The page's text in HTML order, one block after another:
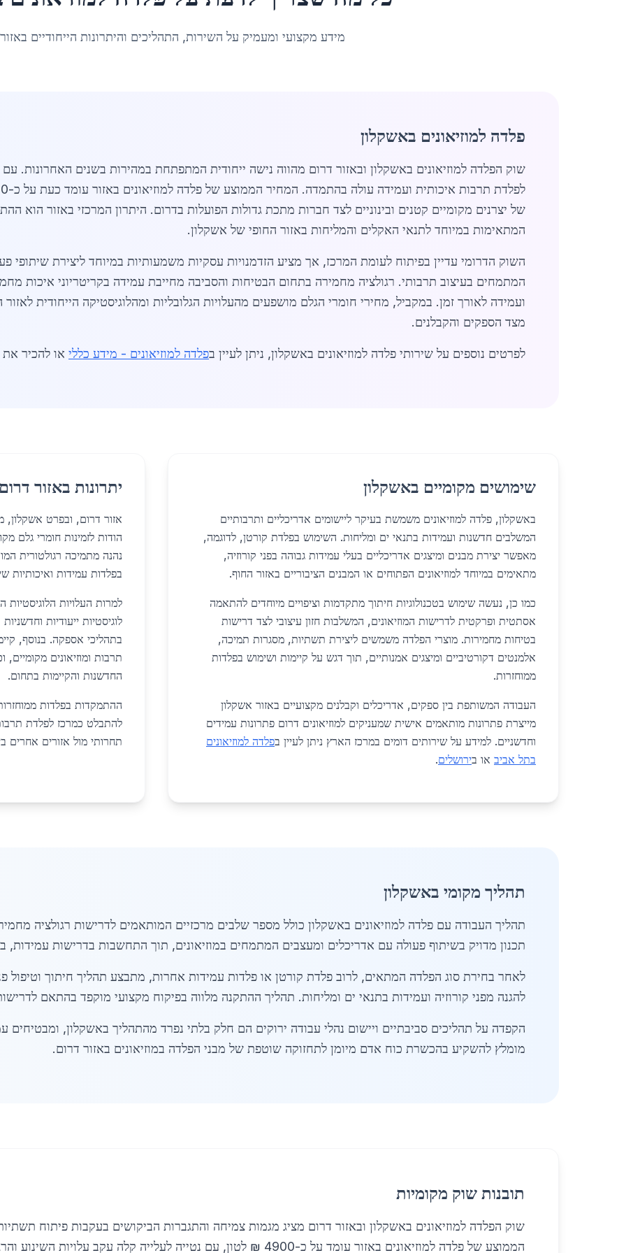
מידע מקצועי ומעמיק על השירות, התהליכים והיתרונות הייחודיים
פלדה למוזיאונים באשקלון
שוק הפלדה למוזיאונים באשקלון ובאזור דרום מהווה נישה ייחודית המתפתחת במהירות בשנים האחרונות. עם
של יצרנים מקומיים קטנים ובינוניים לצד חברות מתכת גדולות הפועלות בדרום. היתרון המרכזי באזור הוא
המתאימות במיוחד לתנאי האקלים והמליחות באזור החופי של אשקלון.
השוק הדרומי עדיין בפיתוח לעומת המרכז, אך מציע הזדמנויות עסקיות משמעותיות במיוחד ליצירת שיתופי
המתמחים בעיצוב תרבותי. רגולציה מחמירה בתחום הבטיחות והסביבה מחייבת עמידה בקריטריוני איכות
ועמידה לאורך זמן. במקביל, מחירי חומרי הגלם מושפעים מהעלויות הגלובליות ומהלוגיסטיקה הייחודית
מצד הספקים והקבלנים.
לפרטים נוספים על שירותי פלדה למוזיאונים באשקלון, ניתן לעיין בפלדה למוזיאונים - מידע כללי או להכיר את
שימושים מקומיים באשקלון
באשקלון, פלדה למוזיאונים משמשת בעיקר ליישומים אדריכליים ותרבותיים
המשלבים חדשנות ועמידות בתנאי ים ומליחות. השימוש בפלדת קורטן, לדוגמה,
מאפשר יצירת מבנים ומיצגים אדריכליים בעלי עמידות גבוהה בפני קורוזיה,
מתאימים במיוחד למוזיאונים הפתוחים או המבנים הציבוריים באזור החוף.
כמו כן, נעשה שימוש בטכנולוגיות חיתוך מתקדמות וציפויים מיוחדים להתאמה
אסתטית ופרקטית לדרישות המוזיאונים, המשלבות חזון עיצובי לצד דרישות
בטיחות מחמירות. מוצרי הפלדה משמשים ליצירת תשתיות, מסגרות תמיכה,
אלמנטים דקורטיביים ומיצגים אמנותיים, תוך דגש על קיימות ושימוש בפלדות
ממוחזרות.
העבודה המשותפת בין ספקים, אדריכלים וקבלנים מקצועיים באזור אשקלון
מייצרת פתרונות מותאמים אישית שמעניקים למוזיאונים דרום פתרונות עמידים
וחדשניים. למידע על שירותים דומים במרכז הארץ ניתן לעיין בפלדה למוזיאונים
בתל אביב או בירושלים.
יתרונות באזור
אזור דרום, ובפרט אשקלון,
הודות לזמינות חומרי גלם
נהנה מתמיכה רגולטורית
בפלדות עמידות ואיכותיות
למרות העלויות
לוגיסטיות ייעודיות
בתהליכי אספקה. בנוסף,
תרבות ומוזיאונים
החדשנות והקיימות בתחום.
ההתמקדות בפלדות
להתבלט כמרכז לפלדת
תחרותי מול אזורים אחרים
תהליך מקומי באשקלון
תהליך העבודה עם פלדה למוזיאונים באשקלון כולל מספר שלבים מרכזיים המותאמים לדרישות רגולציה
תכנון מדויק בשיתוף פעולה עם אדריכלים ומעצבים המתמחים במוזיאונים, תוך התחשבות בדרישות עמידות,
לאחר בחירת סוג הפלדה המתאים, לרוב פלדת קורטן או פלדות עמידות אחרות, מתבצע תהליך חיתוך וטיפול
להגנה מפני קורוזיה ועמידות בתנאי ים ומליחות. תהליך ההתקנה מלווה בפיקוח מקצועי מוקפד בהתאם
הקפדה על תהליכים סביבתיים ויישום נהלי עבודה ירוקים הם חלק בלתי נפרד מהתהליך באשקלון, ומבטיחים
מומלץ להשקיע בהכשרת כוח אדם מיומן לתחזוקה שוטפת של מבני הפלדה במוזיאונים באזור דרום.
תובנות שוק מקומיות
שוק הפלדה למוזיאונים באשקלון ובאזור דרום מציג מגמות צמיחה והתגברות הביקושים בעקבות פיתוח
הממוצע של פלדה למוזיאונים באזור עומד על כ-4900 ₪ לטון, עם נטייה לעלייה קלה עקב עלויות השינוע והרגולציה המחמירה.